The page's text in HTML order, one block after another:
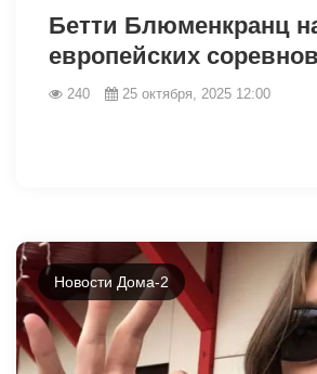
Бетти Блюменкранц
европейских
240 25 октября, 2025 12:00
Новости Дома-2